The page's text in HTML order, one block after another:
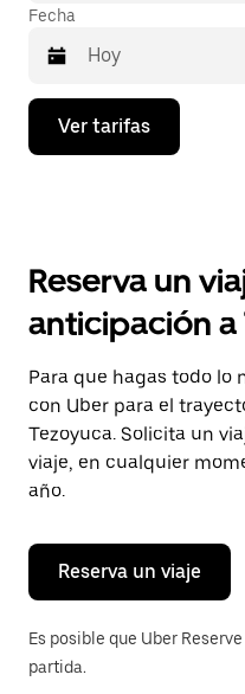
Fecha
Presiona
flecha
el
y
selecciona
una
fecha.
Presiona
la
tecla Esc
para
cerrar
calendario.
Ver tarifas
Reserva un
anticipación a
Para que hagas todo lo
con Uber para el
Tezoyuca. Solicita un
viaje, en cualquier
año.
Reserva un viaje
Es posible que Uber
partida.